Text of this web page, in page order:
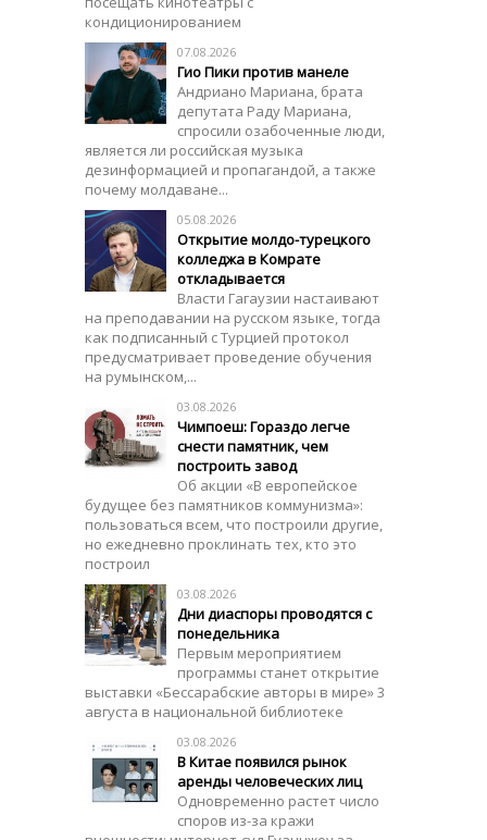
кондиционированием
07.08.2026
Гио Пики против манеле
Андриано Мариана, брата
депутата Раду Мариана,
спросили озабоченные люди,
является ли российская музыка
дезинформацией и пропагандой, а также
почему молдаване...
05.08.2026
Открытие молдо-турецкого
колледжа в Комрате
откладывается
Власти Гагаузии настаивают
на преподавании на русском языке, тогда
как подписанный с Турцией протокол
предусматривает проведение обучения
на румынском,...
03.08.2026
Чимпоеш: Гораздо легче
снести памятник, чем
построить завод
Об акции «В европейское
будущее без памятников коммунизма»:
пользоваться всем, что построили другие,
но ежедневно проклинать тех, кто это
построил
03.08.2026
Дни диаспоры проводятся с
понедельника
Первым мероприятием
программы станет открытие
выставки «Бессарабские авторы в мире» 3
августа в национальной библиотеке
03.08.2026
В Китае появился рынок
аренды человеческих лиц
Одновременно растет число
споров из-за кражи